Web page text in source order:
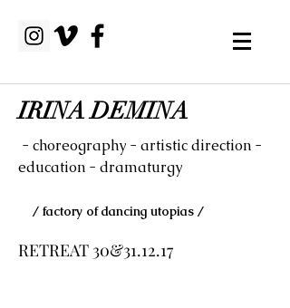
IRINA DEMINA
- choreography - artistic direction -
education - dramaturgy
/ factory of dancing utopias /
RETREAT 30&31.12.17